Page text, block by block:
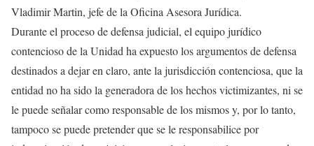
Vladimir Martin, jefe de la Oficina Asesora Jurídica.
Durante el proceso de defensa judicial, el equipo jurídico
contencioso de la Unidad ha expuesto los argumentos de defensa
destinados a dejar en claro, ante la jurisdicción contenciosa, que la
entidad no ha sido la generadora de los hechos victimizantes, ni se
le puede señalar como responsable de los mismos y, por lo tanto,
tampoco se puede pretender que se le responsabilice por